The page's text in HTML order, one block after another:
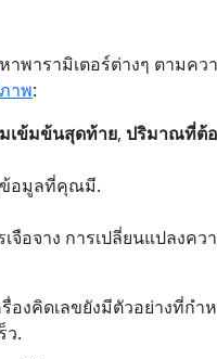
พารามิเตอร์ต่างๆ ตามค
าพ:
เข้มข้นสุดท้าย, ปริมาณที่ต้
ข้อมูลที่คุณมี.
เจือจาง การเปลี่ยนแปลงค
งคิดเลขยังมีตัวอย่างที่กำ
ว.